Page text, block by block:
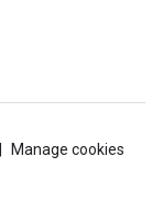
Manage cookies